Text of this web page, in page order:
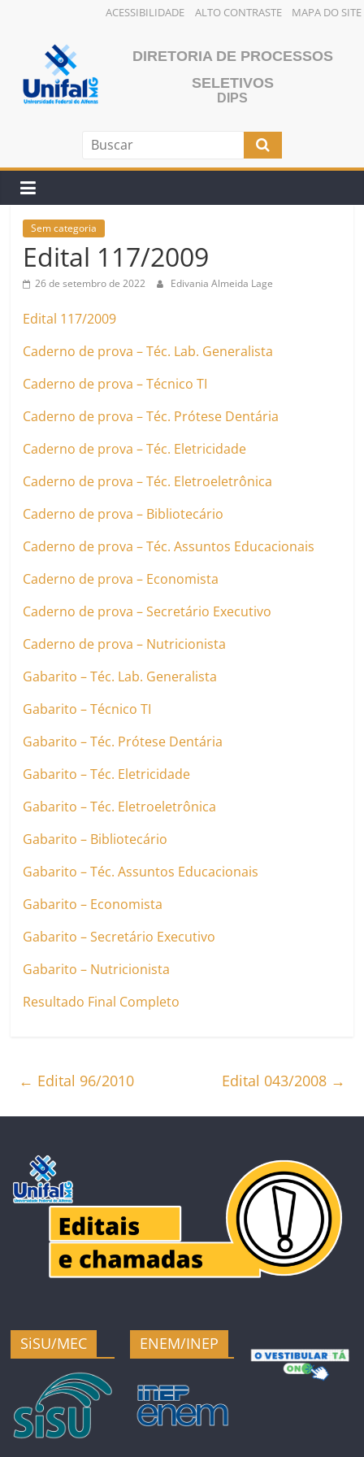
ACESSIBILIDADE ALTO CONTRASTE MAPA DO SITE
conteúdo
DIRETORIA DE PROCESSOS
SELETIVOS
DIPS
Sem categoria
Edital 117/2009
26 de setembro de 2022 Edivania Almeida Lage
Edital 117/2009
Caderno de prova – Téc. Lab. Generalista
Caderno de prova – Técnico TI
Caderno de prova – Téc. Prótese Dentária
Caderno de prova – Téc. Eletricidade
Caderno de prova – Téc. Eletroeletrônica
Caderno de prova – Bibliotecário
Caderno de prova – Téc. Assuntos Educacionais
Caderno de prova – Economista
Caderno de prova – Secretário Executivo
Caderno de prova – Nutricionista
Gabarito – Téc. Lab. Generalista
Gabarito – Técnico TI
Gabarito – Téc. Prótese Dentária
Gabarito – Téc. Eletricidade
Gabarito – Téc. Eletroeletrônica
Gabarito – Bibliotecário
Gabarito – Téc. Assuntos Educacionais
Gabarito – Economista
Gabarito – Secretário Executivo
Gabarito – Nutricionista
Resultado Final Completo
← Edital 96/2010 Edital 043/2008 →
SiSU/MEC ENEM/INEP